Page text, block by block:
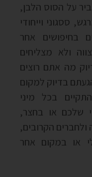
על הסוס הלבן,
ססגוני וייחודי
בחיפושים אחר
ולא מצליחים
מה אתם רוצים
בדיוק למקום
בכל מיני
שלכם או בחצר,
ולחברים הקרובים,
או במקום אחר